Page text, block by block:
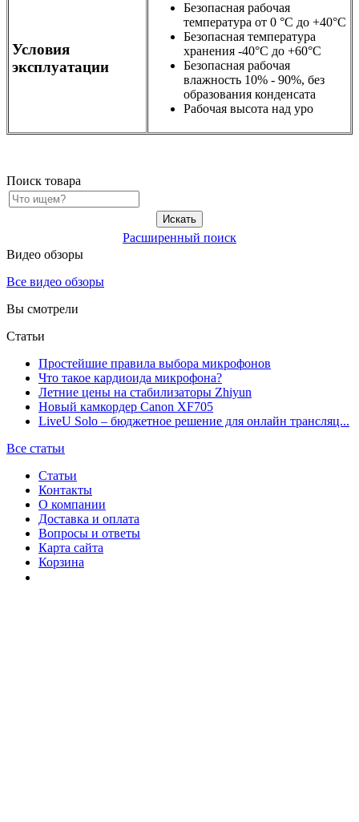
Условия
эксплуатации
Безопасная рабочая
температура от 0 °C до +40°C
Безопасная температура
хранения -40°C до +60°C
Безопасная рабочая
влажность 10% - 90%, без
образования конденсата
Рабочая высота над уро
Поиск товара
Расширенный поиск
Видео обзоры
Все видео обзоры
Вы смотрели
Статьи
Простейшие правила выбора микрофонов
Что такое кардиоида микрофона?
Летние цены на стабилизаторы Zhiyun
Новый камкордер Canon XF705
LiveU Solo – бюджетное решение для онлайн трансляц...
Все статьи
Статьи
Контакты
О компании
Доставка и оплата
Вопросы и ответы
Карта сайта
Корзина